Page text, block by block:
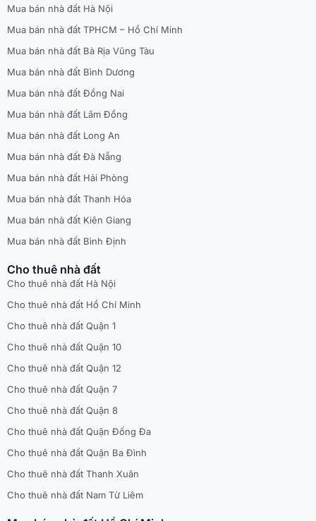
Mua bán nhà đất Hà Nội
Mua bán nhà đất TPHCM – Hồ Chí Minh
Mua bán nhà đất Bà Rịa Vũng Tàu
Mua bán nhà đất Bình Dương
Mua bán nhà đất Đồng Nai
Mua bán nhà đất Lâm Đồng
Mua bán nhà đất Long An
Mua bán nhà đất Đà Nẵng
Mua bán nhà đất Hải Phòng
Mua bán nhà đất Thanh Hóa
Mua bán nhà đất Kiên Giang
Mua bán nhà đất Bình Định
Cho thuê nhà đất
Cho thuê nhà đất Hà Nội
Cho thuê nhà đất Hồ Chí Minh
Cho thuê nhà đất Quận 1
Cho thuê nhà đất Quận 10
Cho thuê nhà đất Quận 12
Cho thuê nhà đất Quận 7
Cho thuê nhà đất Quận 8
Cho thuê nhà đất Quận Đống Đa
Cho thuê nhà đất Quận Ba Đình
Cho thuê nhà đất Thanh Xuân
Cho thuê nhà đất Nam Từ Liêm